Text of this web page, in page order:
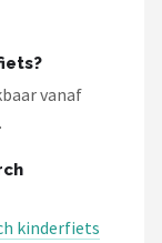
vanaf
kinderfiets